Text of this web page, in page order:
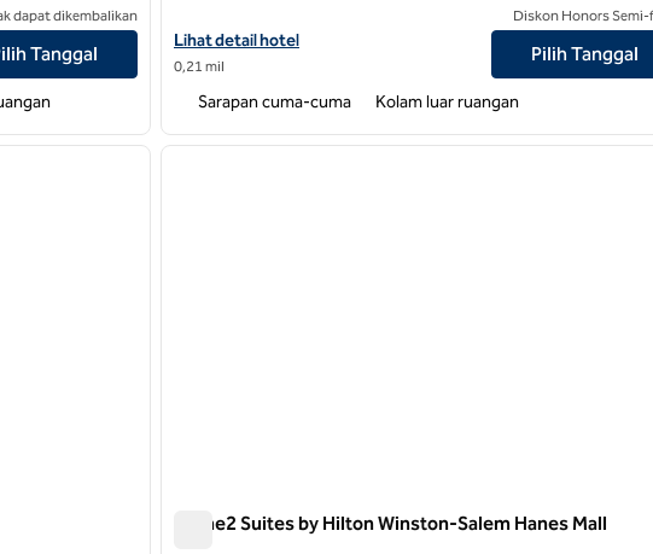
Salem
dapat dikembalikan
Tanggal
Lihat detail hotel untuk Hampton Inn & Suites Winston-Salem
Lihat detail hotel
0,21 mil
Diskon Honors Semi-
Pilih Tanggal
Sarapan cuma-cuma Kolam luar ruangan
gambar berikutnya
1 dari 12
Home2 Suites by Hilton Winston-Salem Hanes Mall